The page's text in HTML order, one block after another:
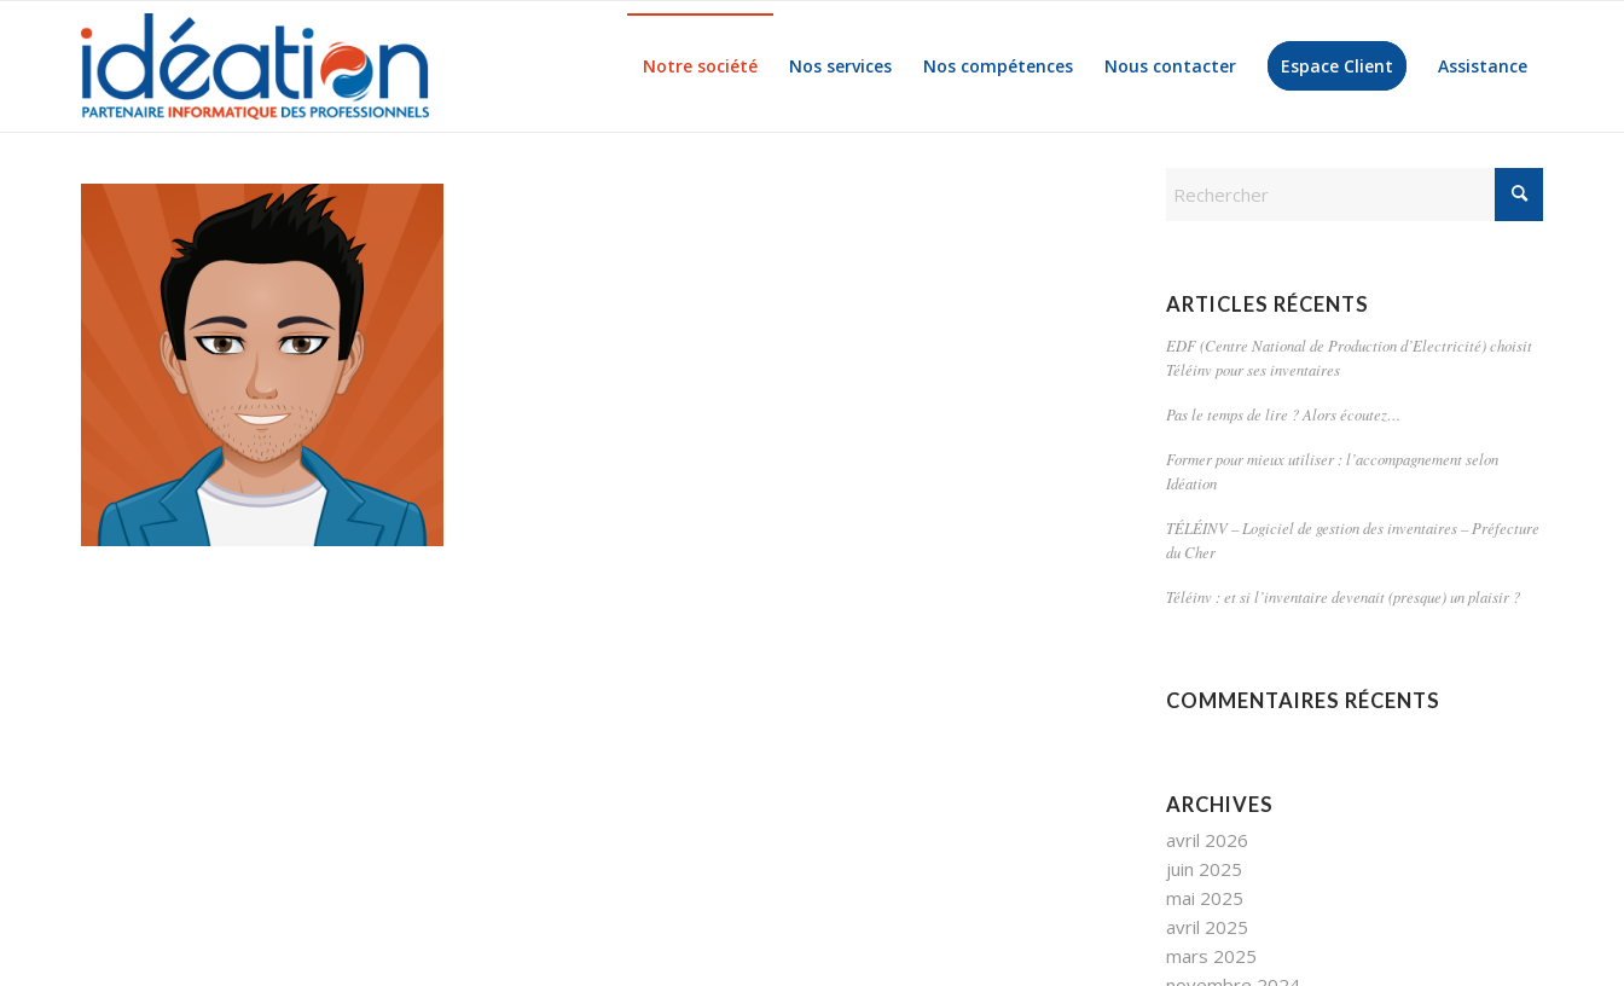
Notre société Nos services Nos compétences Nous contacter Espace Client Assistance
ARTICLES RÉCENTS
EDF (Centre National de Production d’Electricité) choisit
Téléinv pour ses inventaires
Pas le temps de lire ? Alors écoutez…
Former pour mieux utiliser : l’accompagnement selon
Idéation
TÉLÉINV – Logiciel de gestion des inventaires – Préfecture
du Cher
Téléinv : et si l’inventaire devenait (presque) un plaisir ?
COMMENTAIRES RÉCENTS
ARCHIVES
avril 2026
juin 2025
mai 2025
avril 2025
mars 2025